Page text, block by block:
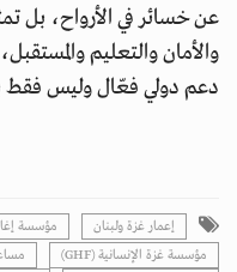
عن خسائر في الأرواح، بل
والأمان والتعليم
دعم دولي فعّال وليس فقط
إعمار غزة ولبنان مؤسسة
مؤسسة غزة الإنسانية (GHF)